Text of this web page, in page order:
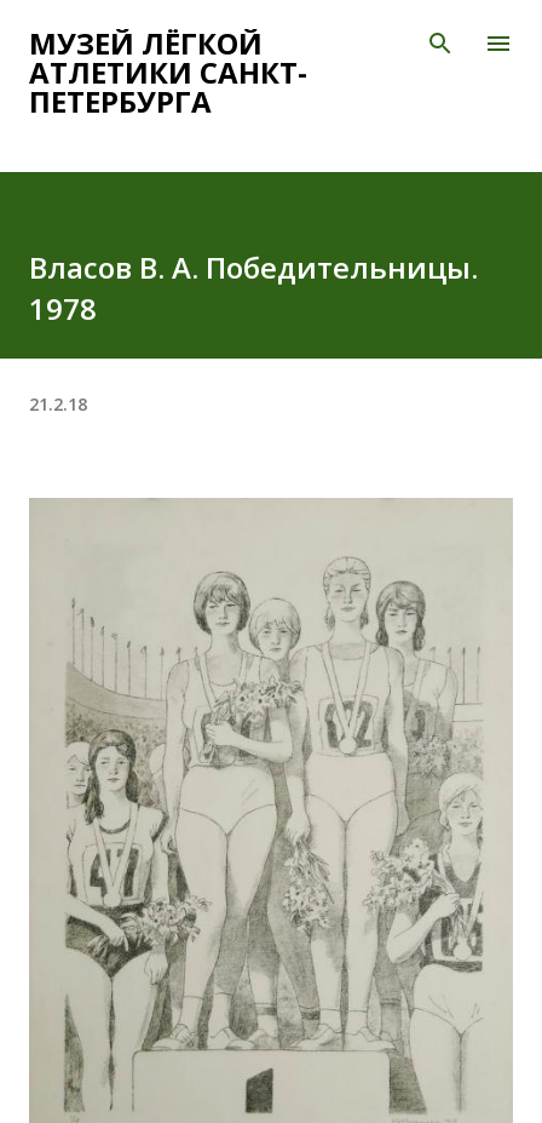
К основному контенту
МУЗЕЙ ЛЁГКОЙ
АТЛЕТИКИ САНКТ-
ПЕТЕРБУРГА
Власов В. А. Победительницы.
1978
21.2.18